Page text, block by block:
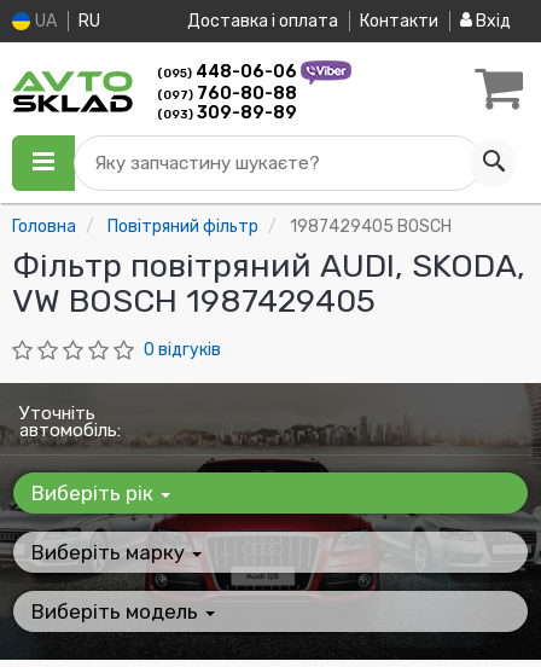
UA RU Доставка і оплата Контакти Вхід
(095) 448-06-06
(097) 760-80-88
(093) 309-89-89
Яку запчастину шукаєте?
Головна Повітряний фільтр 1987429405 BOSCH
Фільтр повітряний AUDI, SKODA,
VW BOSCH 1987429405
0 відгуків
Уточніть
автомобіль:
Виберіть рік
Виберіть марку
Виберіть модель